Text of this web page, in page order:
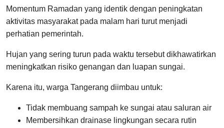
Momentum Ramadan yang identik dengan peningkatan
aktivitas masyarakat pada malam hari turut menjadi
perhatian pemerintah.
Hujan yang sering turun pada waktu tersebut dikhawatirkan
meningkatkan risiko genangan dan luapan sungai.
Karena itu, warga Tangerang diimbau untuk:
Tidak membuang sampah ke sungai atau saluran air
Membersihkan drainase lingkungan secara rutin